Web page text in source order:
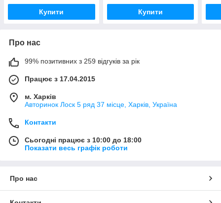
Купити Купити
Про нас
99% позитивних з 259 відгуків за рік
Працює з 17.04.2015
м. Харків
Авторинок Лоск 5 ряд 37 місце, Харків, Україна
Контакти
Сьогодні працює з 10:00 до 18:00
Показати весь графік роботи
Про нас